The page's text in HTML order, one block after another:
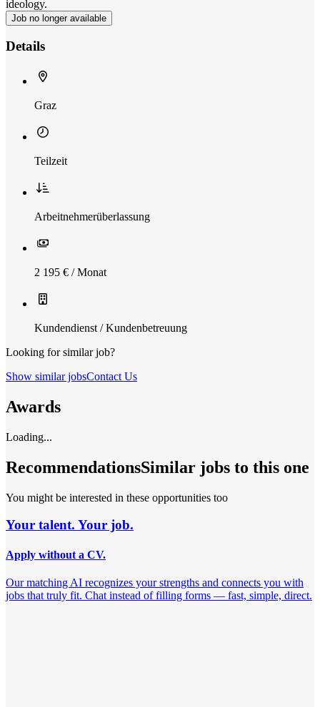
ideology.
Job no longer available
Details
Graz
Teilzeit
Arbeitnehmerüberlassung
2 195 € / Monat
Kundendienst / Kundenbetreuung
Looking for similar job?
Show similar jobsContact Us
Awards
Loading...
RecommendationsSimilar jobs to this one
You might be interested in these opportunities too
Your talent. Your job.
Apply without a CV.
Our matching AI recognizes your strengths and connects you with
jobs that truly fit. Chat instead of filling forms — fast, simple, direct.